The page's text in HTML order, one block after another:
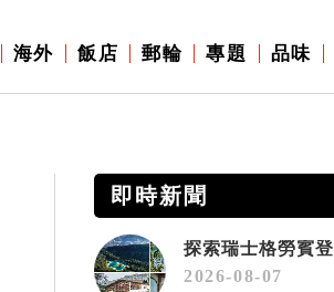
海外 飯店 郵輪 專題 品味
即時新聞
2026-08-07